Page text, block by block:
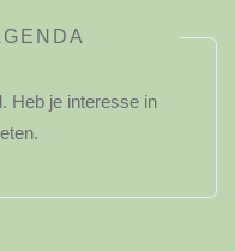
Heb je interesse in